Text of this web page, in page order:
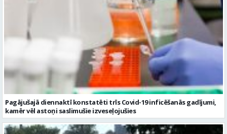
Pagājušajā diennaktī konstatēti trīs Covid-19 inficēšanās gadījumi,
kamēr vēl astoņi saslimušie izveseļojušies